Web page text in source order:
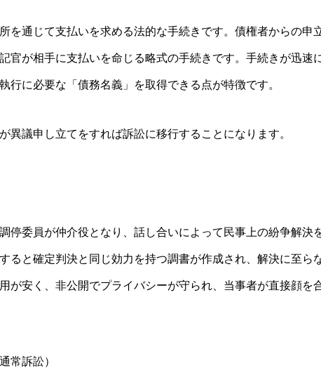
を通じて支払いを求める法的な手続きです。債権者からの申
官が相手に支払いを命じる略式の手続きです。手続きが迅速
行に必要な「債務名義」を取得できる点が特徴です。
異議申し立てをすれば訴訟に移行することになります。
停委員が仲介役となり、話し合いによって民事上の紛争解決
ると確定判決と同じ効力を持つ調書が作成され、解決に至ら
が安く、非公開でプライバシーが守られ、当事者が直接顔を
常訴訟）